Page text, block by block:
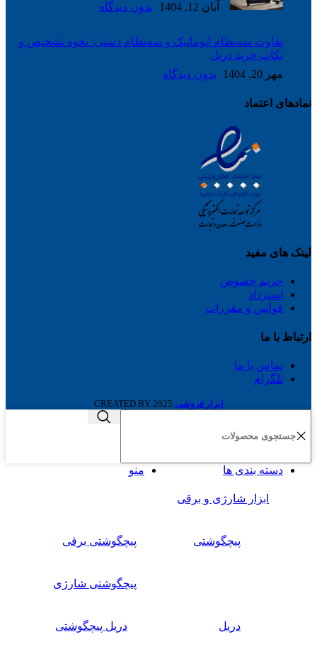
آبان 12, 1404
بدون دیدگاه
تفاوت سه‌نظام اتوماتیک و سه‌نظام دستی: نحوه تشخیص و
نکات خرید دریل
مهر 20, 1404
بدون دیدگاه
نمادهای اعتماد
لینک های مفید
حریم خصوص
استرداد
قوانین و مقررات
ارتباط با ما
تماس با ما
تلگرام
ابزار فروشی 2025 CREATED BY
منو دسته بندی ها
ابزار شارژی و برقی
پیچگوشتی پیچگوشتی برقی
پیچگوشتی شارژی
دریل دریل پیچگوشتی